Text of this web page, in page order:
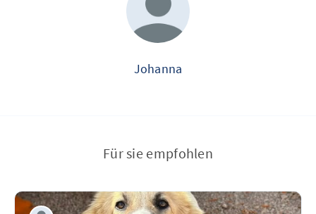
Johanna
Für sie empfohlen